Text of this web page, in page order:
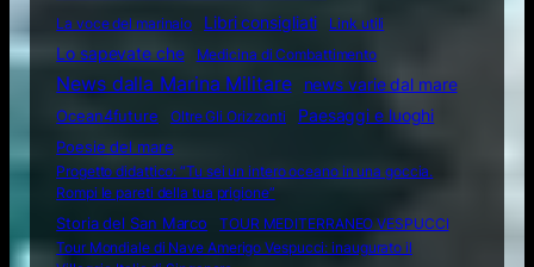
La voce del marinaio
Libri consigliati Link utili
Lo sapevate che Medicina di Combattimento
News dalla Marina Militare
news varie dal mare
Ocean4future
Oltre Gli Orizzonti
Paesaggi e luoghi
Poesie del mare
Progetto didattico: “Tu sei un intero oceano in una goccia.
Rompi le pareti della tua prigione”
Storia del San Marco
TOUR MEDITERRANEO VESPUCCI
Tour Mondiale di Nave Amerigo Vespucci: inaugurato il